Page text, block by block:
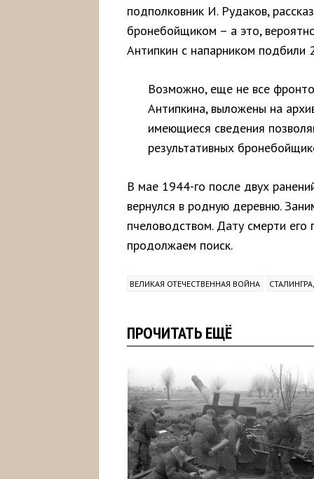
подполковник И. Рудаков,
бронебойщиком – а это,
Антипкин с напарником подбили
Возможно, еще не все
Антипкина, выложены на
имеющиеся сведения
результативных
В мае 1944-го после двух
вернулся в родную деревню.
пчеловодством. Дату смерти его
продолжаем поиск.
ВЕЛИКАЯ ОТЕЧЕСТВЕННАЯ ВОЙНА
ПРОЧИТАТЬ ЕЩЁ